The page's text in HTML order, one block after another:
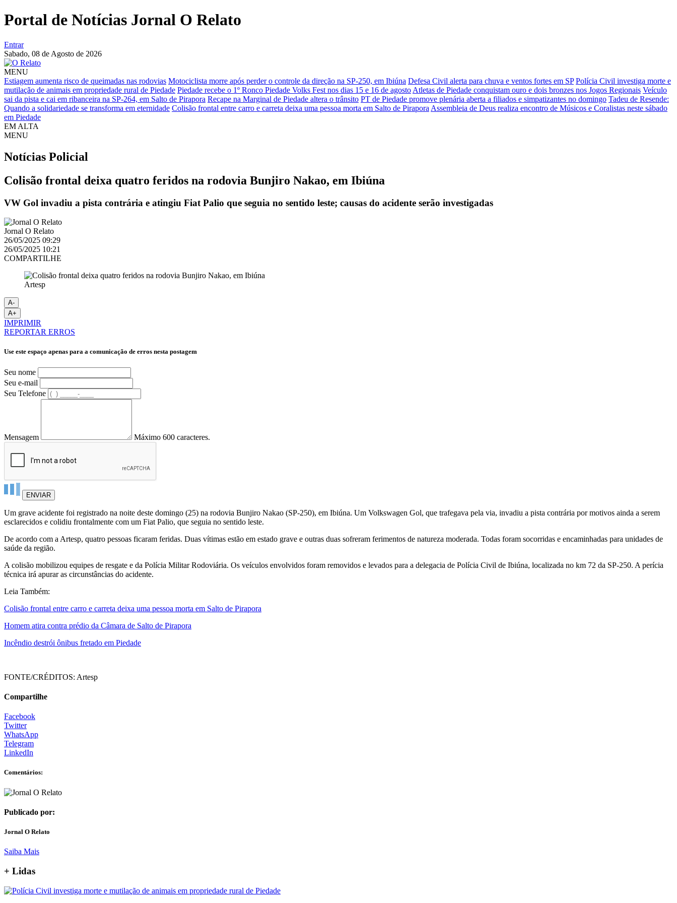
Portal de Notícias Jornal O Relato
Entrar
Sabado, 08 de Agosto de 2026
MENU
Estiagem aumenta risco de queimadas nas rodovias Motociclista morre após perder o controle da direção na SP-250, em Ibiúna Defesa Civil alerta para chuva e ventos fortes em SP Polícia Civil investiga morte e
mutilação de animais em propriedade rural de Piedade Piedade recebe o 1º Ronco Piedade Volks Fest nos dias 15 e 16 de agosto Atletas de Piedade conquistam ouro e dois bronzes nos Jogos Regionais Veículo
sai da pista e cai em ribanceira na SP-264, em Salto de Pirapora Recape na Marginal de Piedade altera o trânsito PT de Piedade promove plenária aberta a filiados e simpatizantes no domingo Tadeu de Resende:
Quando a solidariedade se transforma em eternidade Colisão frontal entre carro e carreta deixa uma pessoa morta em Salto de Pirapora Assembleia de Deus realiza encontro de Músicos e Coralistas neste sábado
em Piedade
EM ALTA
MENU
Notícias Policial
Colisão frontal deixa quatro feridos na rodovia Bunjiro Nakao, em Ibiúna
VW Gol invadiu a pista contrária e atingiu Fiat Palio que seguia no sentido leste; causas do acidente serão investigadas
Jornal O Relato
26/05/2025 09:29
26/05/2025 10:21
COMPARTILHE
Artesp
A-
A+
IMPRIMIR
REPORTAR ERROS
Use este espaço apenas para a comunicação de erros nesta postagem
Seu nome
Seu e-mail
Seu Telefone
Mensagem Máximo 600 caracteres.
ENVIAR
Um grave acidente foi registrado na noite deste domingo (25) na rodovia Bunjiro Nakao (SP-250), em Ibiúna. Um Volkswagen Gol, que trafegava pela via, invadiu a pista contrária por motivos ainda a serem
esclarecidos e colidiu frontalmente com um Fiat Palio, que seguia no sentido leste.
De acordo com a Artesp, quatro pessoas ficaram feridas. Duas vítimas estão em estado grave e outras duas sofreram ferimentos de natureza moderada. Todas foram socorridas e encaminhadas para unidades de
saúde da região.
A colisão mobilizou equipes de resgate e da Polícia Militar Rodoviária. Os veículos envolvidos foram removidos e levados para a delegacia de Polícia Civil de Ibiúna, localizada no km 72 da SP-250. A perícia
técnica irá apurar as circunstâncias do acidente.
Leia Também:
Colisão frontal entre carro e carreta deixa uma pessoa morta em Salto de Pirapora
Homem atira contra prédio da Câmara de Salto de Pirapora
Incêndio destrói ônibus fretado em Piedade
FONTE/CRÉDITOS: Artesp
Compartilhe
Facebook
Twitter
WhatsApp
Telegram
LinkedIn
Comentários:
Publicado por:
Jornal O Relato
Saiba Mais
+ Lidas